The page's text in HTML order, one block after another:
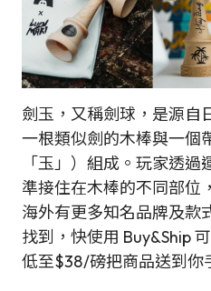
劍玉，又稱劍球，是源自
一根類似劍的木棒與一個
「玉」）組成。玩家透
準接住在木棒的不同部位
海外有更多知名品牌及款
找到，快使用 Buy&Ship
低至$38/磅把商品送到你